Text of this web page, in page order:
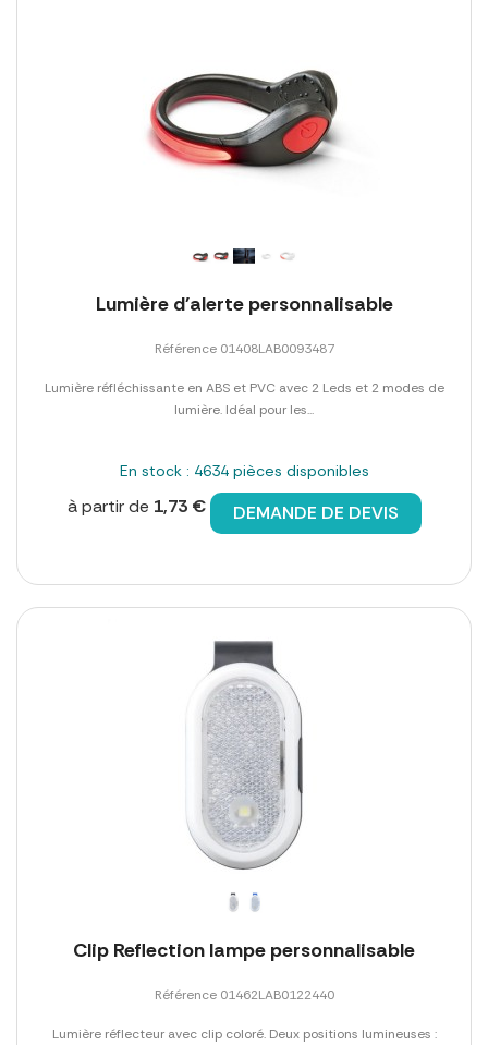
Lumière d'alerte personnalisable
Référence 01408LAB0093487
Lumière réfléchissante en ABS et PVC avec 2 Leds et 2 modes de
lumière. Idéal pour les...
En stock : 4634 pièces disponibles
à partir de 1,73 € DEMANDE DE DEVIS
Clip Reflection lampe personnalisable
Référence 01462LAB0122440
Lumière réflecteur avec clip coloré. Deux positions lumineuses :